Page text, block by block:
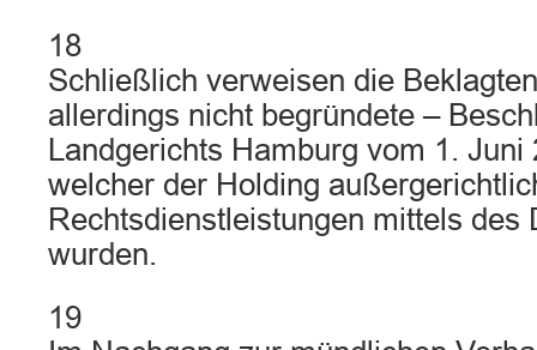
18
Schließlich verweisen die
allerdings nicht begründete –
Landgerichts Hamburg vom 1.
welcher der Holding
Rechtsdienstleistungen mittels des
wurden.
19